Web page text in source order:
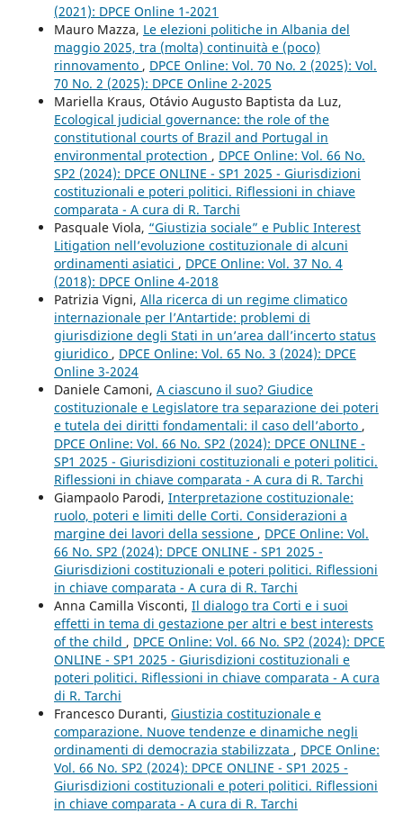
(2021): DPCE Online 1-2021
Mauro Mazza, Le elezioni politiche in Albania del
maggio 2025, tra (molta) continuità e (poco)
rinnovamento , DPCE Online: Vol. 70 No. 2 (2025): Vol.
70 No. 2 (2025): DPCE Online 2-2025
Mariella Kraus, Otávio Augusto Baptista da Luz,
Ecological judicial governance: the role of the
constitutional courts of Brazil and Portugal in
environmental protection , DPCE Online: Vol. 66 No.
SP2 (2024): DPCE ONLINE - SP1 2025 - Giurisdizioni
costituzionali e poteri politici. Riflessioni in chiave
comparata - A cura di R. Tarchi
Pasquale Viola, “Giustizia sociale” e Public Interest
Litigation nell’evoluzione costituzionale di alcuni
ordinamenti asiatici , DPCE Online: Vol. 37 No. 4
(2018): DPCE Online 4-2018
Patrizia Vigni, Alla ricerca di un regime climatico
internazionale per l’Antartide: problemi di
giurisdizione degli Stati in un’area dall’incerto status
giuridico , DPCE Online: Vol. 65 No. 3 (2024): DPCE
Online 3-2024
Daniele Camoni, A ciascuno il suo? Giudice
costituzionale e Legislatore tra separazione dei poteri
e tutela dei diritti fondamentali: il caso dell’aborto ,
DPCE Online: Vol. 66 No. SP2 (2024): DPCE ONLINE -
SP1 2025 - Giurisdizioni costituzionali e poteri politici.
Riflessioni in chiave comparata - A cura di R. Tarchi
Giampaolo Parodi, Interpretazione costituzionale:
ruolo, poteri e limiti delle Corti. Considerazioni a
margine dei lavori della sessione , DPCE Online: Vol.
66 No. SP2 (2024): DPCE ONLINE - SP1 2025 -
Giurisdizioni costituzionali e poteri politici. Riflessioni
in chiave comparata - A cura di R. Tarchi
Anna Camilla Visconti, Il dialogo tra Corti e i suoi
effetti in tema di gestazione per altri e best interests
of the child , DPCE Online: Vol. 66 No. SP2 (2024): DPCE
ONLINE - SP1 2025 - Giurisdizioni costituzionali e
poteri politici. Riflessioni in chiave comparata - A cura
di R. Tarchi
Francesco Duranti, Giustizia costituzionale e
comparazione. Nuove tendenze e dinamiche negli
ordinamenti di democrazia stabilizzata , DPCE Online:
Vol. 66 No. SP2 (2024): DPCE ONLINE - SP1 2025 -
Giurisdizioni costituzionali e poteri politici. Riflessioni
in chiave comparata - A cura di R. Tarchi